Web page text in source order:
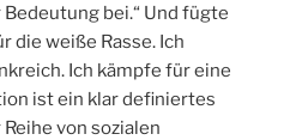
bei.“ Und fügte
die weiße Rasse. Ich
Ich kämpfe für eine
ist ein klar definiertes
von sozialen